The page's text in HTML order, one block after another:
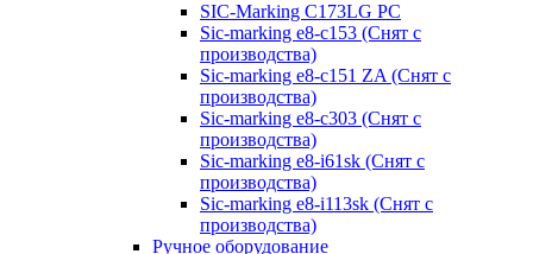
SIC-Marking C173LG PC
Sic-marking e8-c153 (Снят с
производства)
Sic-marking e8-c151 ZA (Снят с
производства)
Sic-marking e8-c303 (Снят с
производства)
Sic-marking e8-i61sk (Снят с
производства)
Sic-marking e8-i113sk (Снят с
производства)
Ручное оборудование